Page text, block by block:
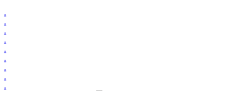
.
.
.
.
.
.
.
.
.